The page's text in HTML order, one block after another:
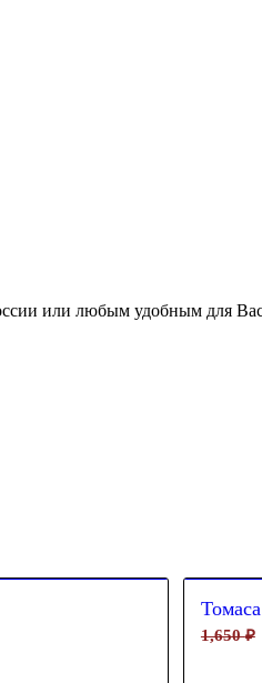
или любым удобным для
Томаса
1,650₽